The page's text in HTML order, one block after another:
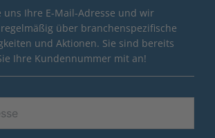
uns Ihre E-Mail-Adresse und wir
über branchenspezifische
und Aktionen. Sie sind bereits
Ihre Kundennummer mit an!